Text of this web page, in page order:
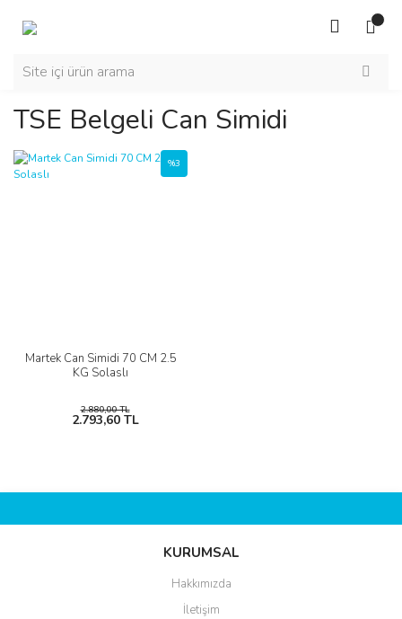
TSE Belgeli Can Simidi
Martek Can Simidi 70 CM 2.5
KG Solaslı
%3
2.880,00 TL
2.793,60 TL
KURUMSAL
Hakkımızda
İletişim